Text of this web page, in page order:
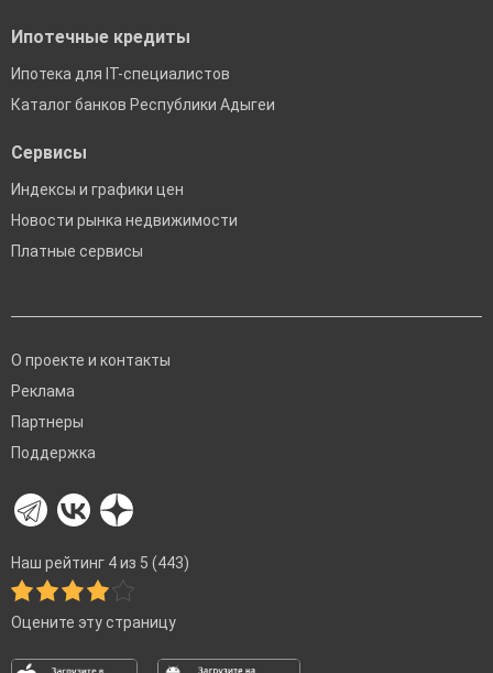
Ипотечные кредиты
Ипотека для IT-специалистов
Каталог банков Республики Адыгеи
Сервисы
Индексы и графики цен
Новости рынка недвижимости
Платные сервисы
О проекте и контакты
Реклама
Партнеры
Поддержка
Наш рейтинг 4 из 5 (443)
Оцените эту страницу